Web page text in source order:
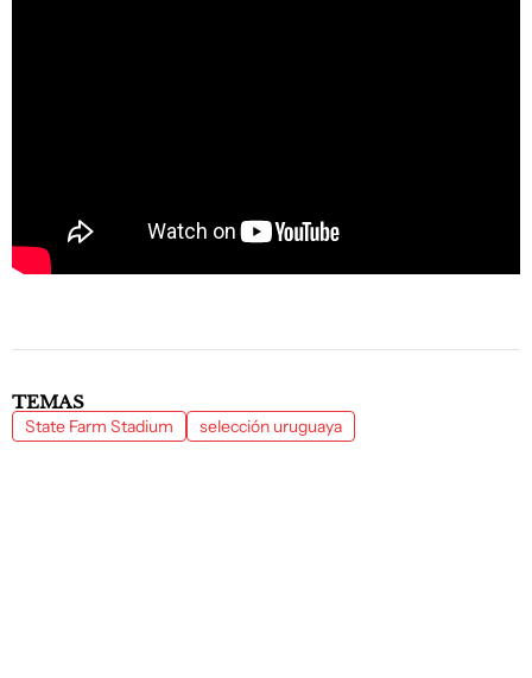
TEMAS
State Farm Stadium selección uruguaya